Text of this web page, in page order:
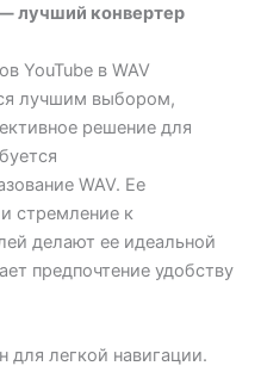
лучший конвертер
YouTube в WAV
лучшим выбором,
решение для
WAV. Ее
стремление к
делают ее идеальной
предпочтение удобству
легкой навигации.